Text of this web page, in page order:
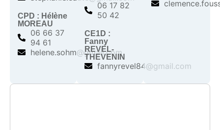
CPD : Hélène
MOREAU
06 66 37
94 61
helene.sohm@gmail.com
06 17 82
50 42
CE1D :
Fanny
REVEL-
THEVENIN
fannyrevel84@gmail.com